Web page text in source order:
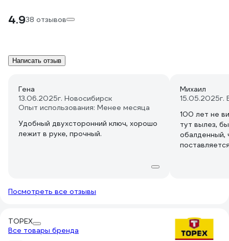
4.938 отзывов
Написать отзыв
Гена
13.06.2025г. Новосибирск
Опыт использования: Менее месяца
Удобный двухсторонний ключ, хорошо
лежит в руке, прочный.
Михаил
15.05.2025г.
100 лет не
тут вылез,
обалденный,
Посмотреть все отзывы
TOPEX
Все товары бренда